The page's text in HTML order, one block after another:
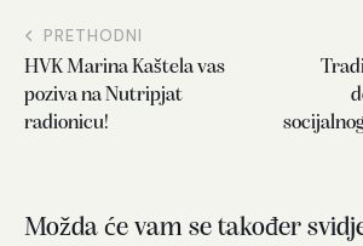
PRETHODNI
HVK Marina Kaštela vas
poziva na Nutripjat
radionicu!
Možda će vam se također